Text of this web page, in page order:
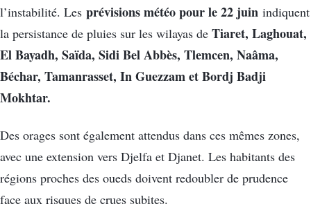
l’instabilité. Les prévisions météo pour le 22 juin indiquent
la persistance de pluies sur les wilayas de Tiaret, Laghouat,
El Bayadh, Saïda, Sidi Bel Abbès, Tlemcen, Naâma,
Béchar, Tamanrasset, In Guezzam et Bordj Badji
Mokhtar.
Des orages sont également attendus dans ces mêmes zones,
avec une extension vers Djelfa et Djanet. Les habitants des
régions proches des oueds doivent redoubler de prudence
face aux risques de crues subites.